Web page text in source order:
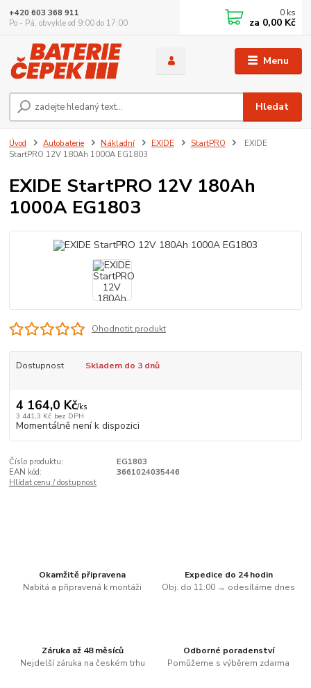
Menu
Hledat
+420 603 368 911
Po - Pá, obvykle od 9:00 do 17:00
0 ks
za 0,00 Kč
Úvod Autobaterie Nákladní EXIDE StartPRO
EXIDE
StartPRO 12V 180Ah 1000A EG1803
EXIDE StartPRO 12V 180Ah
1000A EG1803
Ohodnotit produkt
Dostupnost Skladem do 3 dnů
4 164,0 Kč/ks
3 441,3 Kč bez DPH
Momentálně není k dispozici
Číslo produktu:
EG1803
EAN kód:
3661024035446
Hlídat cenu / dostupnost
Okamžitě připravena
Nabitá a připravená k montáži
Expedice do 24 hodin
Obj. do 11:00 → odesíláme dnes
Záruka až 48 měsíců
Nejdelší záruka na českém trhu
Odborné poradenství
Pomůžeme s výběrem zdarma